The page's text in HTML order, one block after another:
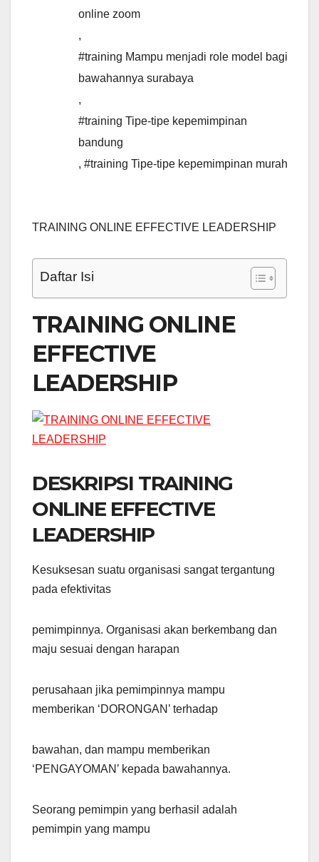
online zoom
,
#training Mampu menjadi role model bagi
bawahannya surabaya
,
#training Tipe-tipe kepemimpinan
bandung
, #training Tipe-tipe kepemimpinan murah
TRAINING ONLINE EFFECTIVE LEADERSHIP
Daftar Isi
TRAINING ONLINE
EFFECTIVE
LEADERSHIP
DESKRIPSI TRAINING
ONLINE EFFECTIVE
LEADERSHIP
Kesuksesan suatu organisasi sangat tergantung
pada efektivitas
pemimpinnya. Organisasi akan berkembang dan
maju sesuai dengan harapan
perusahaan jika pemimpinnya mampu
memberikan ‘DORONGAN’ terhadap
bawahan, dan mampu memberikan
‘PENGAYOMAN’ kepada bawahannya.
Seorang pemimpin yang berhasil adalah
pemimpin yang mampu